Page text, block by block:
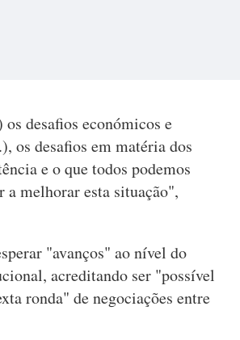
desafios económicos e
os desafios em matéria dos
e o que todos podemos
a melhorar esta situação",
"avanços" ao nível do
acreditando ser "possível
ronda" de negociações entre